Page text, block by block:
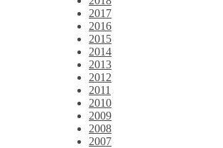
2017
2016
2015
2014
2013
2012
2011
2010
2009
2008
2007